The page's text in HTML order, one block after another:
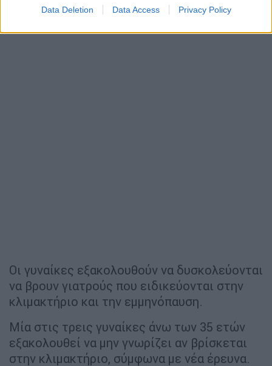
Data Deletion Data Access Privacy Policy
Οι γυναίκες εξακολουθούν να δυσκολεύονται
να βρουν γιατρούς που ειδικεύονται στην
κλιμακτήριο και την εμμηνόπαυση.
Μία στις τρεις γυναίκες άνω των 35 ετών
εξακολουθεί να μην γνωρίζει αν βρίσκεται
στην κλιμακτήριο, σύμφωνα με νέα έρευνα.